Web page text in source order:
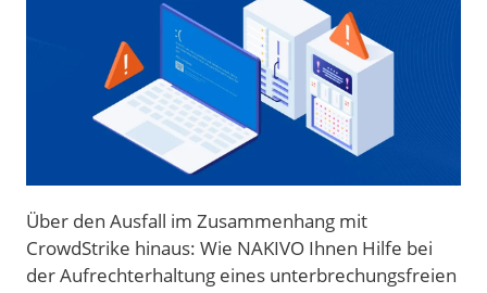
Über den Ausfall im Zusammenhang mit
CrowdStrike hinaus: Wie NAKIVO Ihnen Hilfe bei
der Aufrechterhaltung eines unterbrechungsfreien